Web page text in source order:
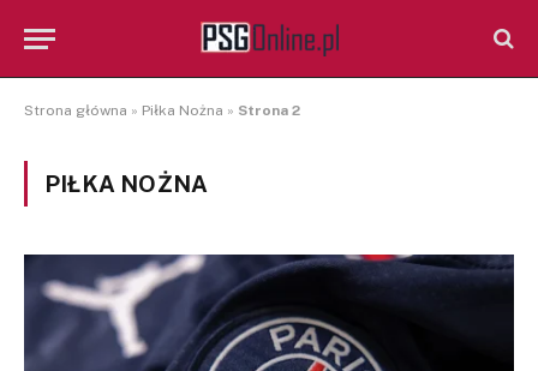
Strona główna » Piłka Nożna » Strona 2
PIŁKA NOŻNA